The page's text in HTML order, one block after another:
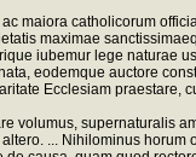
maiora catholicorum
maximae
iubemur lege naturae
eodemque auctore
Ecclesiam praestare,
volumus, supernaturalis
... Nihilominus